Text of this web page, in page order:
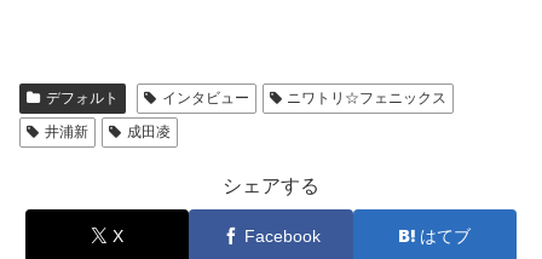
デフォルト インタビュー
ニワトリ☆フェニックス
井浦新
成田凌
シェアする
X Facebook はてブ